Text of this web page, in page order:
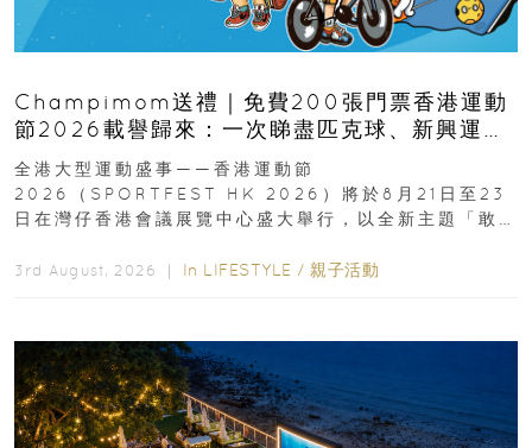
Champimom送禮｜免費200張門票香港運動
節2026載譽歸來：一次睇盡匹克球、新興運
動、街舞比賽＋逾百運動品牌展覽
全港大型運動盛事——香港運動節
2026（SPORTFEST HK 2026）將於8月21日至23
日在灣仔香港會議展覽中心盛大舉行，以全新主題「敢
3rd August, 2026 ｜ In LIFESTYLE / 親子活動